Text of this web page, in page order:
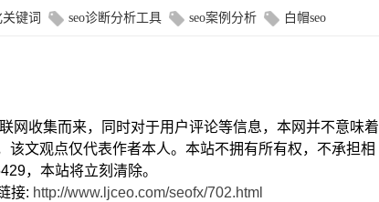
关键词 seo诊断分析工具 seo案例分析 白帽seo
网收集而来，同时对于用户评论等信息，本网并不意味着
文观点仅代表作者本人。本站不拥有所有权，不承担相
，本站将立刻清除。
接: http://www.ljceo.com/seofx/702.html